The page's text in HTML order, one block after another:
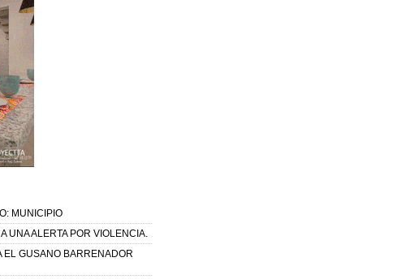
MUNICIPIO
UNA ALERTA POR VIOLENCIA.
EL GUSANO BARRENADOR